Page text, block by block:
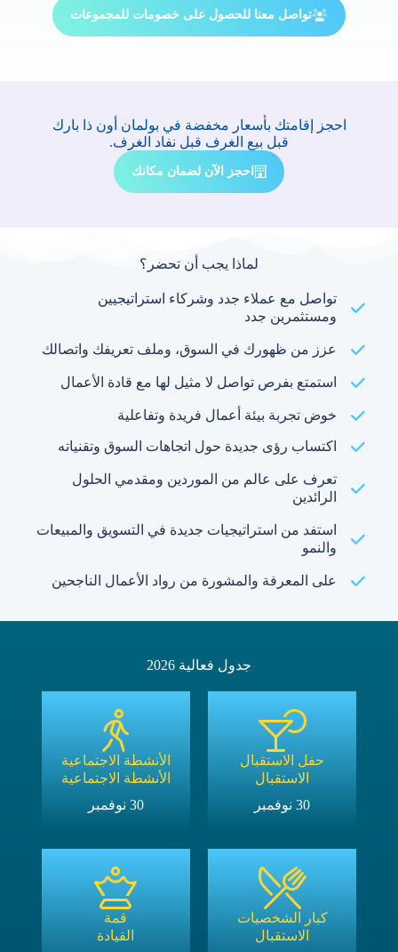
تواصل معنا للحصول على خصومات للمجموعات
احجز إقامتك بأسعار مخفضة في بولمان أون ذا بارك
قبل بيع الغرف قبل نفاد الغرف.
احجز الآن لضمان مكانك
لماذا يجب أن تحضر؟
تواصل مع عملاء جدد وشركاء استراتيجيين
ومستثمرين جدد
عزز من ظهورك في السوق، وملف تعريفك واتصالك
استمتع بفرص تواصل لا مثيل لها مع قادة الأعمال
خوض تجربة بيئة أعمال فريدة وتفاعلية
اكتساب رؤى جديدة حول اتجاهات السوق وتقنياته
تعرف على عالم من الموردين ومقدمي الحلول
الرائدين
استفد من استراتيجيات جديدة في التسويق والمبيعات
والنمو
على المعرفة والمشورة من رواد الأعمال الناجحين
جدول فعالية 2026
حفل الاستقبال
الاستقبال
30 نوفمبر
الأنشطة الاجتماعية
الأنشطة الاجتماعية
30 نوفمبر
كبار الشخصيات
الاستقبال
قمة
القيادة